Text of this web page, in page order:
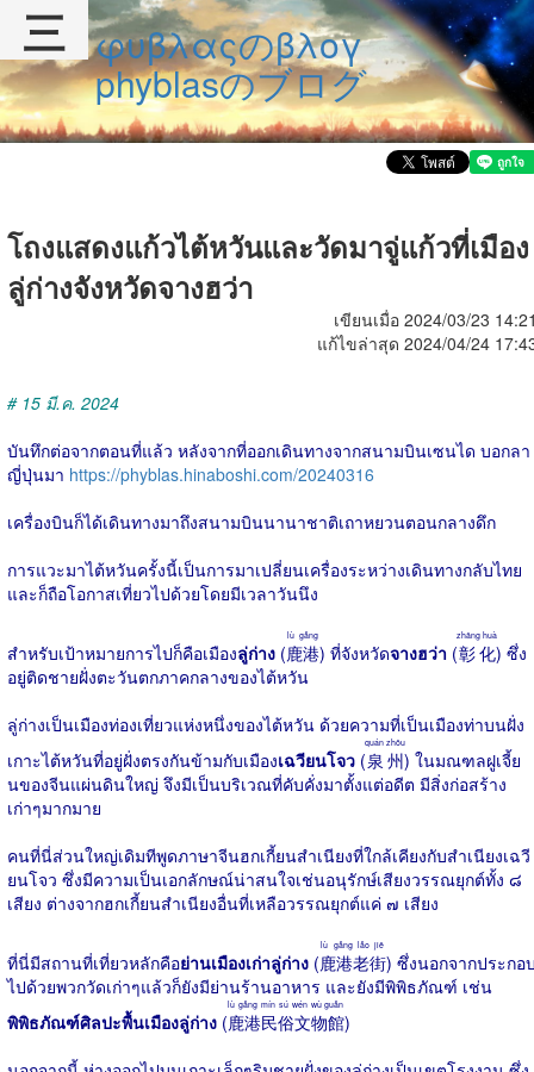
φυβλαςのβλογ
phyblasのブログ
โถงแสดงแก้วไต้หวันและวัดมาจู่แก้วที่เมือง
ลู่ก่างจังหวัดจางฮว่า
เขียนเมื่อ 2024/03/23
แก้ไขล่าสุด 2024/04/24
# 15 มี.ค. 2024
บันทึกต่อจากตอนที่แล้ว หลังจากที่ออกเดินทางจากสนามบินเซนได บอกลา
ญี่ปุ่นมา https://phyblas.hinaboshi.com/20240316
เครื่องบินก็ได้เดินทางมาถึงสนามบินนานาชาติเถาหยวนตอนกลางดึก
การแวะมาไต้หวันครั้งนี้เป็นการมาเปลี่ยนเครื่องระหว่างเดินทางกลับไทย
และก็ถือโอกาสเที่ยวไปด้วยโดยมีเวลาวันนึง
สำหรับเป้าหมายการไปก็คือเมืองลู่ก่าง (鹿港
lù gǎng
) ที่จังหวัดจางฮว่า (彰化
zhāng huà
) ซึ่ง
อยู่ติดชายฝั่งตะวันตกภาคกลางของไต้หวัน
ลู่ก่างเป็นเมืองท่องเที่ยวแห่งหนึ่งของไต้หวัน ด้วยความที่เป็นเมืองท่าบนฝั่ง
เกาะไต้หวันที่อยู่ฝั่งตรงกันข้ามกับเมืองเฉวียนโจว (泉州
quán zhōu
) ในมณฑลฝูเจี้ย
นของจีนแผ่นดินใหญ่ จึงมีเป็นบริเวณที่คับคั่งมาตั้งแต่อดีต มีสิ่งก่อสร้าง
เก่าๆมากมาย
คนที่นี่ส่วนใหญ่เดิมทีพูดภาษาจีนฮกเกี้ยนสำเนียงที่ใกล้เคียงกับสำเนียงเฉวี
ยนโจว ซึ่งมีความเป็นเอกลักษณ์น่าสนใจเช่นอนุรักษ์เสียงวรรณยุกต์ทั้ง ๘
เสียง ต่างจากฮกเกี้ยนสำเนียงอื่นที่เหลือวรรณยุกต์แค่ ๗ เสียง
ที่นี่มีสถานที่เที่ยวหลักคือย่านเมืองเก่าลู่ก่าง (鹿港老街
lù gǎng lǎo jiē
) ซึ่งนอกจากประกอ
ไปด้วยพวกวัดเก่าๆแล้วก็ยังมีย่านร้านอาหาร และยังมีพิพิธภัณฑ์ เช่น
พิพิธภัณฑ์ศิลปะพื้นเมืองลู่ก่าง (鹿港民俗文物館
lù gǎng mín sú wén wù guǎn
)
三